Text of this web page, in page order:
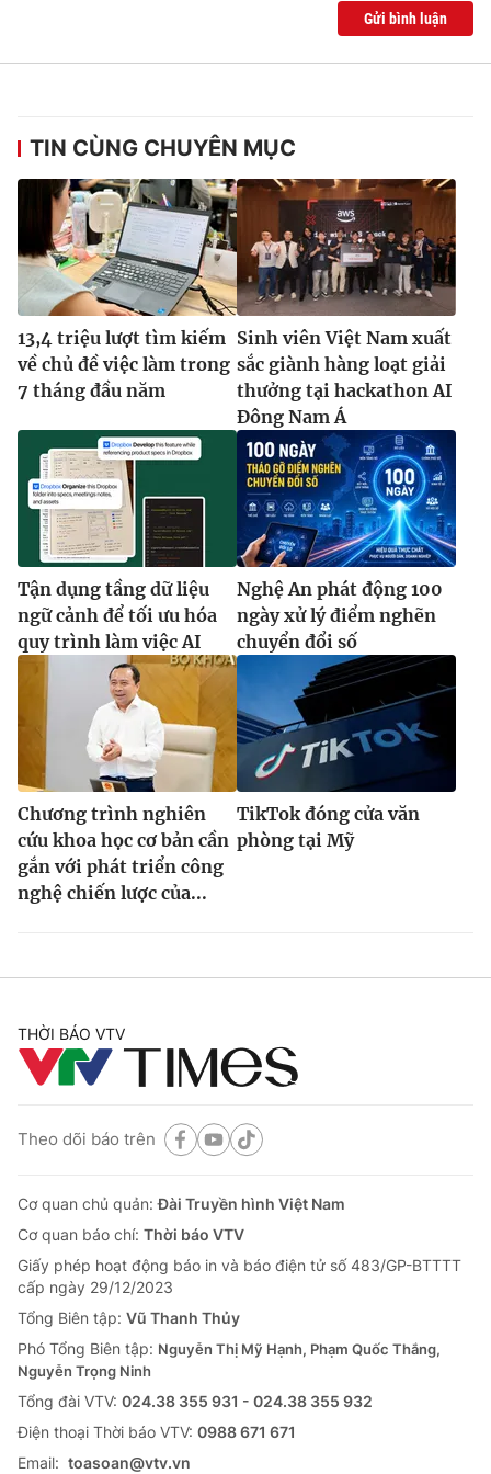
® Cấm sao chép dưới mọi hình thức nếu không có sự chấp
thuận bằng văn bản. Ghi rõ nguồn VTV.vn khi phát hành lại
thông tin từ website này.
Gửi bình luận
TIN CÙNG CHUYÊN MỤC
13,4 triệu lượt tìm kiếm
về chủ đề việc làm trong
7 tháng đầu năm
Sinh viên Việt Nam xuất
sắc giành hàng loạt giải
thưởng tại hackathon AI
Đông Nam Á
Tận dụng tầng dữ liệu
ngữ cảnh để tối ưu hóa
quy trình làm việc AI
Nghệ An phát động 100
ngày xử lý điểm nghẽn
chuyển đổi số
Chương trình nghiên
cứu khoa học cơ bản cần
gắn với phát triển công
nghệ chiến lược của...
TikTok đóng cửa văn
phòng tại Mỹ
THỜI BÁO VTV
Theo dõi báo trên
Cơ quan chủ quản:Đài Truyền hình Việt Nam
Cơ quan báo chí: Thời báo VTV
Giấy phép hoạt động báo in và báo điện tử số 483/GP-BTTTT
cấp ngày 29/12/2023
Tổng Biên tập: Vũ Thanh Thủy
Phó Tổng Biên tập: Nguyễn Thị Mỹ Hạnh, Phạm Quốc Thắng,
Nguyễn Trọng Ninh
Tổng đài VTV: 024.38 355 931 - 024.38 355 932
Ðiện thoại Thời báo VTV: 0988 671 671
Email: toasoan@vtv.vn